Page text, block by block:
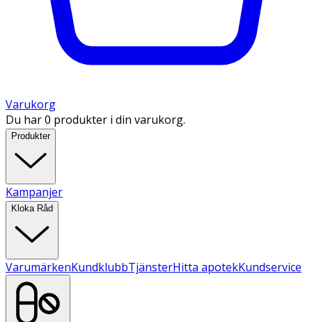
Varukorg
Du har 0 produkter i din varukorg.
Produkter
Kampanjer
Kloka Råd
VarumärkenKundklubbTjänsterHitta apotekKundservice